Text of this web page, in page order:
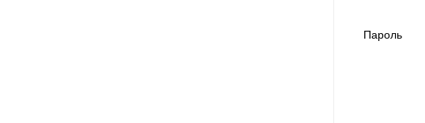
Пароль